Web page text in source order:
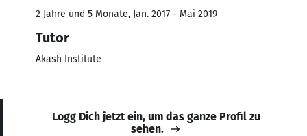
2 Jahre und 5 Monate, Jan. 2017 - Mai 2019
Tutor
Akash Institute
Logg Dich jetzt ein, um das ganze Profil zu
sehen.